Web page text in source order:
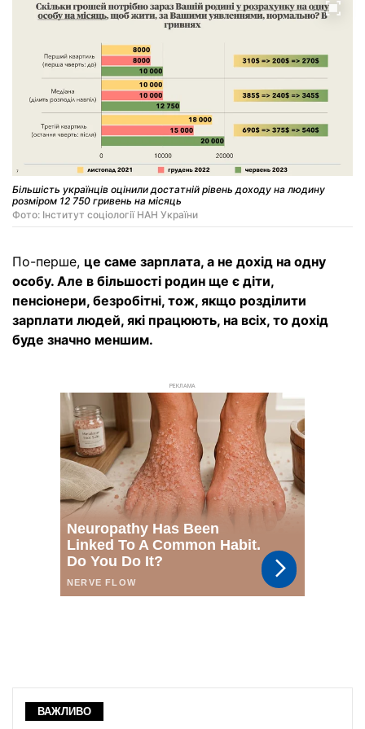
Більшість українців оцінили достатній рівень доходу на людину
розміром 12 750 гривень на місяць
Фото: Інститут соціології НАН України
По-перше, це саме зарплата, а не дохід на одну
особу. Але в більшості родин ще є діти,
пенсіонери, безробітні, тож, якщо розділити
зарплати людей, які працюють, на всіх, то дохід
буде значно меншим.
РЕКЛАМА
ВАЖЛИВО